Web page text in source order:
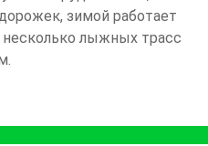
зимой работает
лыжных трасс